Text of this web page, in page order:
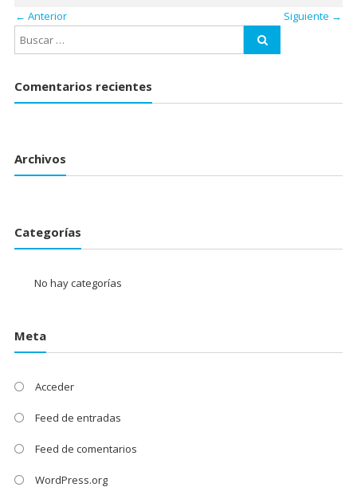
← Anterior Siguiente →
Comentarios recientes
Archivos
Categorías
No hay categorías
Meta
Acceder
Feed de entradas
Feed de comentarios
WordPress.org